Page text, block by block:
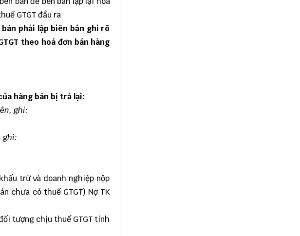
GTGT đầu ra
phải lập biên bản ghi rõ
theo hoá đơn bán hàng
hàng bán bị trả lại:
ghi:
ghi:
trừ và doanh nghiệp nộp
chưa có thuế GTGT) Nợ TK
tượng chịu thuế GTGT tính